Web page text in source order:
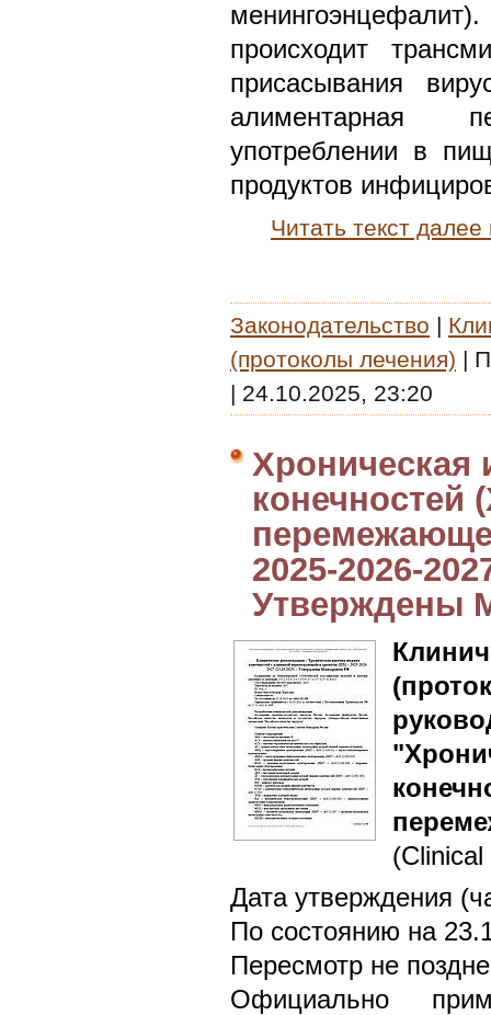
происходит
присасывания
алиментарная
употреблении в
продуктов
Читать текст
Законодательство |
(протоколы лечения) |
| 24.10.2025, 23:20
конечностей
2025-2026-
Утверждены
Дата утверждения
По состоянию на
Пересмотр не
Официально